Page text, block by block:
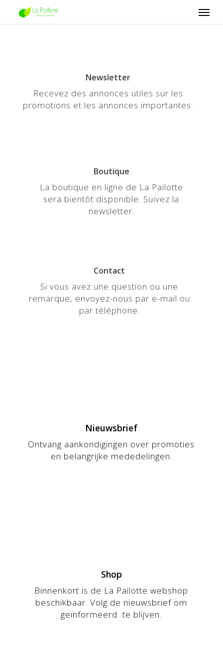
Newsletter
Recevez des annonces utiles sur les
promotions et les annonces importantes.
Boutique
La boutique en ligne de La Pailotte
sera bientôt disponible. Suivez la
newsletter.
Contact
Si vous avez une question ou une
remarque, envoyez-nous par e-mail ou
par téléphone.
Nieuwsbrief
Ontvang aankondigingen over promoties
en belangrijke mededelingen.
Shop
Binnenkort is de La Pailotte webshop
beschikbaar. Volg de nieuwsbrief om
geïnformeerd te blijven.